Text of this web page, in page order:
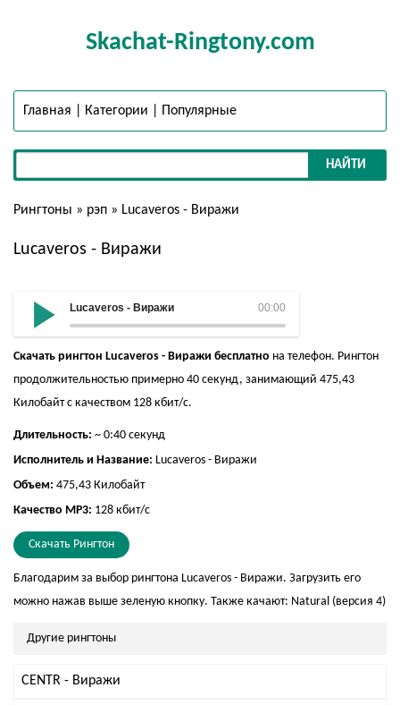
Skachat-Ringtony.com
Главная Категории Популярные
НАЙТИ
Рингтоны » рэп » Lucaveros - Виражи
Lucaveros - Виражи
00:00
Lucaveros - Виражи
Скачать рингтон Lucaveros - Виражи бесплатно на телефон. Рингтон
продолжительностью примерно 40 секунд, занимающий 475,43
Килобайт с качеством 128 кбит/с.
Длительность: ~ 0:40 секунд
Исполнитель и Название: Lucaveros - Виражи
Объем: 475,43 Килобайт
Качество MP3: 128 кбит/с
Скачать Рингтон
Благодарим за выбор рингтона Lucaveros - Виражи. Загрузить его
можно нажав выше зеленую кнопку. Также качают: Natural (версия 4)
Другие рингтоны
CENTR - Виражи